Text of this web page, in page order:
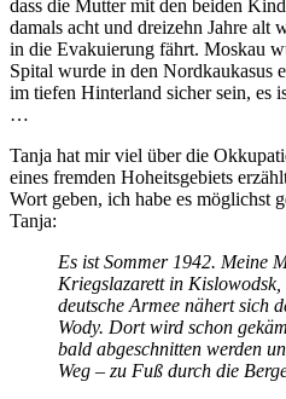
dass die Mutter mit den beiden
damals acht und dreizehn Jahre alt
in die Evakuierung fährt. Moskau
Spital wurde in den Nordkaukasus
im tiefen Hinterland sicher sein, es
…
Tanja hat mir viel über die
eines fremden Hoheitsgebiets
Wort geben, ich habe es möglichst
Tanja:
Es ist Sommer 1942. Meine
Kriegslazarett in
deutsche Armee nähert sich
Wody. Dort wird schon
bald abgeschnitten werden
Weg – zu Fuß durch die